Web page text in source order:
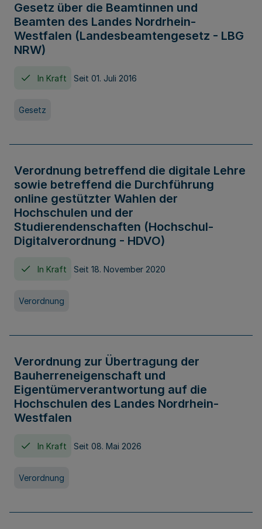
Gesetz über die Beamtinnen und
Beamten des Landes Nordrhein-
Westfalen (Landesbeamtengesetz - LBG
NRW)
In Kraft Seit 01. Juli 2016
Gesetz
Verordnung betreffend die digitale Lehre
sowie betreffend die Durchführung
online gestützter Wahlen der
Hochschulen und der
Studierendenschaften (Hochschul-
Digitalverordnung - HDVO)
In Kraft Seit 18. November 2020
Verordnung
Verordnung zur Übertragung der
Bauherreneigenschaft und
Eigentümerverantwortung auf die
Hochschulen des Landes Nordrhein-
Westfalen
In Kraft Seit 08. Mai 2026
Verordnung